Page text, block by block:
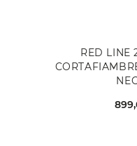
RED LINE